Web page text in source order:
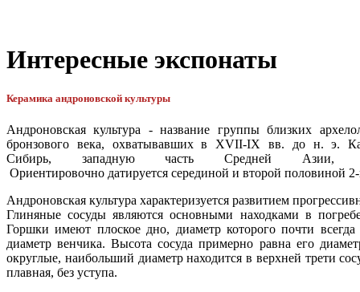
Интересные экспонаты
Керамика андроновской культуры
Андроновская культура - название группы близких
бронзового века, охватывавших в XVII-IX вв. до н. э.
Сибирь, западную часть Средней
Ориентировочно датируется серединой и второй половиной
Андроновская культура характеризуется развитием
Глиняные сосуды являются основными находками в
Горшки имеют плоское дно, диаметр которого почти
диаметр венчика. Высота сосуда примерно равна его
округлые, наибольший диаметр находится в верхней трети
плавная, без уступа.